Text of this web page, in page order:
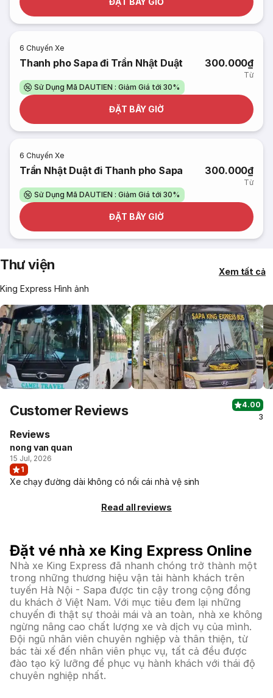
6 Chuyến Xe
Thanh pho Sapa đi Trần Nhật Duật 300.000₫
Từ
Sử Dụng Mã DAUTIEN : Giảm Giá tới 30%
ĐẶT BÂY GIỜ
6 Chuyến Xe
Trần Nhật Duật đi Thanh pho Sapa 300.000₫
Từ
Sử Dụng Mã DAUTIEN : Giảm Giá tới 30%
ĐẶT BÂY GIỜ
Thư viện
King Express Hình ảnh
Xem tất cả
Customer Reviews
4.00
3
Reviews
nong van quan
15 Jul, 2026
1
Xe chạy đường dài không có nổi cái nhà vệ sinh
Read all reviews
Đặt vé nhà xe King Express Online
Nhà xe King Express đã nhanh chóng trở thành một
trong những thương hiệu vận tải hành khách trên
tuyến Hà Nội - Sapa được tin cậy trong cộng đồng
du khách ở Việt Nam. Với mục tiêu đem lại những
chuyến đi thật sự thoải mái và an toàn, nhà xe không
ngừng nâng cao chất lượng xe và dịch vụ của mình.
Đội ngũ nhân viên chuyên nghiệp và thân thiện, từ
bác tài xế đến nhân viên phục vụ, tất cả đều được
đào tạo kỹ lưỡng để phục vụ hành khách với thái độ
chuyên nghiệp nhất.